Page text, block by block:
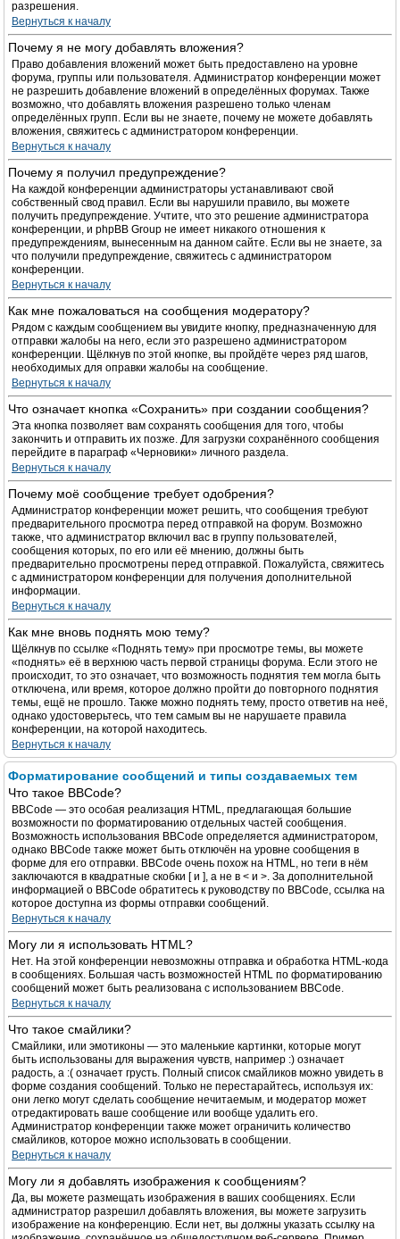
разрешения.
Вернуться к началу
Почему я не могу добавлять вложения?
Право добавления вложений может быть предоставлено на уровне
форума, группы или пользователя. Администратор конференции может
не разрешить добавление вложений в определённых форумах. Также
возможно, что добавлять вложения разрешено только членам
определённых групп. Если вы не знаете, почему не можете добавлять
вложения, свяжитесь с администратором конференции.
Вернуться к началу
Почему я получил предупреждение?
На каждой конференции администраторы устанавливают свой
собственный свод правил. Если вы нарушили правило, вы можете
получить предупреждение. Учтите, что это решение администратора
конференции, и phpBB Group не имеет никакого отношения к
предупреждениям, вынесенным на данном сайте. Если вы не знаете, за
что получили предупреждение, свяжитесь с администратором
конференции.
Вернуться к началу
Как мне пожаловаться на сообщения модератору?
Рядом с каждым сообщением вы увидите кнопку, предназначенную для
отправки жалобы на него, если это разрешено администратором
конференции. Щёлкнув по этой кнопке, вы пройдёте через ряд шагов,
необходимых для оправки жалобы на сообщение.
Вернуться к началу
Что означает кнопка «Сохранить» при создании сообщения?
Эта кнопка позволяет вам сохранять сообщения для того, чтобы
закончить и отправить их позже. Для загрузки сохранённого сообщения
перейдите в параграф «Черновики» личного раздела.
Вернуться к началу
Почему моё сообщение требует одобрения?
Администратор конференции может решить, что сообщения требуют
предварительного просмотра перед отправкой на форум. Возможно
также, что администратор включил вас в группу пользователей,
сообщения которых, по его или её мнению, должны быть
предварительно просмотрены перед отправкой. Пожалуйста, свяжитесь
с администратором конференции для получения дополнительной
информации.
Вернуться к началу
Как мне вновь поднять мою тему?
Щёлкнув по ссылке «Поднять тему» при просмотре темы, вы можете
«поднять» её в верхнюю часть первой страницы форума. Если этого не
происходит, то это означает, что возможность поднятия тем могла быть
отключена, или время, которое должно пройти до повторного поднятия
темы, ещё не прошло. Также можно поднять тему, просто ответив на неё,
однако удостоверьтесь, что тем самым вы не нарушаете правила
конференции, на которой находитесь.
Вернуться к началу
Форматирование сообщений и типы создаваемых тем
Что такое BBCode?
BBCode — это особая реализация HTML, предлагающая большие
возможности по форматированию отдельных частей сообщения.
Возможность использования BBCode определяется администратором,
однако BBCode также может быть отключён на уровне сообщения в
форме для его отправки. BBCode очень похож на HTML, но теги в нём
заключаются в квадратные скобки [ и ], а не в < и >. За дополнительной
информацией о BBCode обратитесь к руководству по BBCode, ссылка на
которое доступна из формы отправки сообщений.
Вернуться к началу
Могу ли я использовать HTML?
Нет. На этой конференции невозможны отправка и обработка HTML-кода
в сообщениях. Большая часть возможностей HTML по форматированию
сообщений может быть реализована с использованием BBCode.
Вернуться к началу
Что такое смайлики?
Смайлики, или эмотиконы — это маленькие картинки, которые могут
быть использованы для выражения чувств, например :) означает
радость, а :( означает грусть. Полный список смайликов можно увидеть в
форме создания сообщений. Только не перестарайтесь, используя их:
они легко могут сделать сообщение нечитаемым, и модератор может
отредактировать ваше сообщение или вообще удалить его.
Администратор конференции также может ограничить количество
смайликов, которое можно использовать в сообщении.
Вернуться к началу
Могу ли я добавлять изображения к сообщениям?
Да, вы можете размещать изображения в ваших сообщениях. Если
администратор разрешил добавлять вложения, вы можете загрузить
изображение на конференцию. Если нет, вы должны указать ссылку на